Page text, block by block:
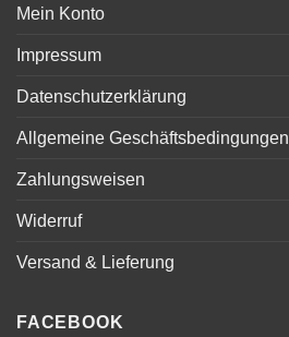
Mein Konto
Impressum
Datenschutzerklärung
Allgemeine Geschäftsbedingungen
Zahlungsweisen
Widerruf
Versand & Lieferung
FACEBOOK